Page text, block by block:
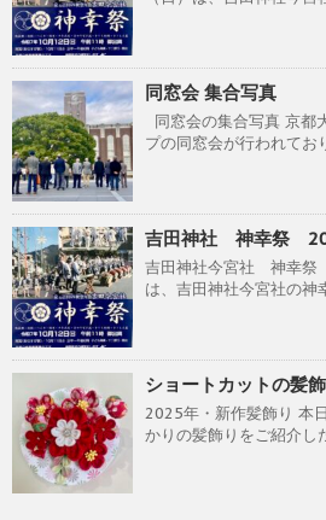
同窓会 集合写真
同窓会の集合写真 京都
プの同窓会が行われてお
吉田神社 神幸祭
吉田神社今宮社 神幸祭
は、吉田神社今宮社の神
ショートカットの髪
2025年・新作髪飾り 本
かりの髪飾りをご紹介し